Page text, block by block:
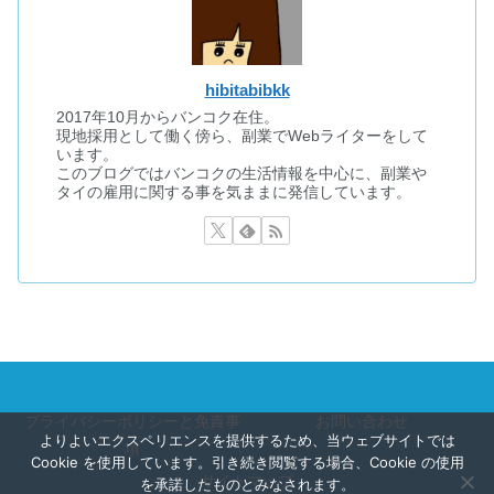
hibitabibkk
2017年10月からバンコク在住。
現地採用として働く傍ら、副業でWebライターをして
います。
このブログではバンコクの生活情報を中心に、副業や
タイの雇用に関する事を気ままに発信しています。
プライバシーポリシーと免責事
項
お問い合わせ
サイトマップ
よりよいエクスペリエンスを提供するため、当ウェブサイトでは
Cookie を使用しています。引き続き閲覧する場合、Cookie の使用
を承諾したものとみなされます。